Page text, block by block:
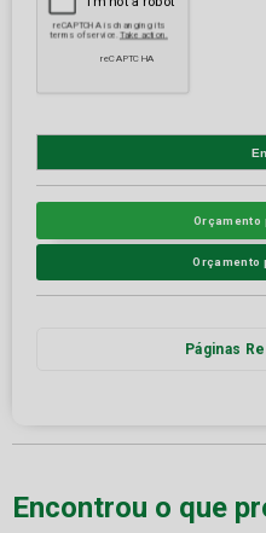
Orçamento
Orçamento
Páginas
Encontrou o que